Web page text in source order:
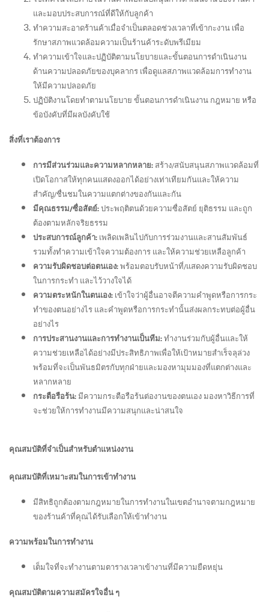
และมอบประสบการณ์ที่ดีให้กับลูกค้า
ทำความสะอาดร้านค้าเมื่อจำเป็นตลอดช่วงเวลาที่เข้ากะงาน เพื่อ
รักษาสภาพแวดล้อมความเป็นร้านค้าระดับพรีเมียม
ทำความเข้าใจและปฏิบัติตามนโยบายและขั้นตอนการดำเนินงาน
ด้านความปลอดภัยของบุคลากร เพื่อดูแลสภาพแวดล้อมการทำงาน
ให้มีความปลอดภัย
ปฏิบัติงานโดยทำตามนโยบาย ขั้นตอนการดำเนินงาน กฎหมาย หรือ
ข้อบังคับที่มีผลบังคับใช้
สิ่งที่เราต้องการ
การมีส่วนร่วมและความหลากหลาย: สร้าง/สนับสนุนสภาพแวดล้อมที่
เปิดโอกาสให้ทุกคนแสดงออกได้อย่างเท่าเทียมกันและให้ความ
สำคัญ/ชื่นชมในความแตกต่างของกันและกัน
มีคุณธรรม/ซื่อสัตย์:ประพฤติตนด้วยความซื่อสัตย์ ยุติธรรม และถูก
ต้องตามหลักจริยธรรม
ประสบการณ์ลูกค้า: เพลิดเพลินไปกับการร่วมงานและสานสัมพันธ์
รวมทั้งทำความเข้าใจความต้องการ และให้ความช่วยเหลือลูกค้า
ความรับผิดชอบต่อตนเอง:พร้อมตอบรับหน้าที่/แสดงความรับผิดชอบ
ในการกระทำ และไว้วางใจได้
ความตระหนักในตนเอง: เข้าใจว่าผู้อื่นอาจตีความคำพูดหรือการกระ
ทำของตนอย่างไร และคำพูดหรือการกระทำนั้นส่งผลกระทบต่อผู้อื่น
อย่างไร
การประสานงานและการทำงานเป็นทีม:ทำงานร่วมกับผู้อื่นและให้
ความช่วยเหลือได้อย่างมีประสิทธิภาพเพื่อให้เป้าหมายสำเร็จลุล่วง
พร้อมที่จะเป็นพันธมิตรกับทุกฝ่ายและมองหามุมมองที่แตกต่างและ
หลากหลาย
กระตือรือร้น:มีความกระตือรือร้นต่องานของตนเอง มองหาวิธีการที่
จะช่วยให้การทำงานมีความสนุกและน่าสนใจ
คุณสมบัติที่จำเป็นสำหรับตำแหน่งงาน
คุณสมบัติที่เหมาะสมในการเข้าทำงาน
มีสิทธิถูกต้องตามกฎหมายในการทำงานในเขตอำนาจตามกฎหมาย
ของร้านค้าที่คุณได้รับเลือกให้เข้าทำงาน
ความพร้อมในการทำงาน
เต็มใจที่จะทำงานตามตารางเวลาเข้างานที่มีความยืดหยุ่น
คุณสมบัติตามความสมัครใจอื่น ๆ